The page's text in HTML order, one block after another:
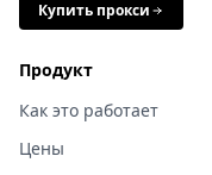
Купить прокси
Продукт
Как это работает
Цены